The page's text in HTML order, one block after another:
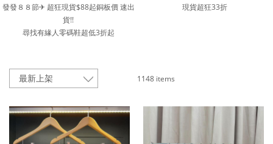
發發８８節✈︎ 超狂現貨$88起銅板價 速出
貨!!
現貨超狂33折
尋找有緣人零碼鞋超低3折起
1148 items